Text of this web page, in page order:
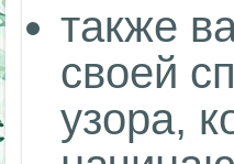
также
своей
узора,